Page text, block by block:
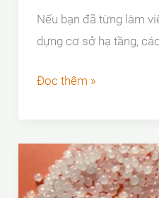
Nếu bạn đã từng làm
dựng cơ sở hạ tầng,
Ứng
HDPE
mật
độ
Đọc thêm »